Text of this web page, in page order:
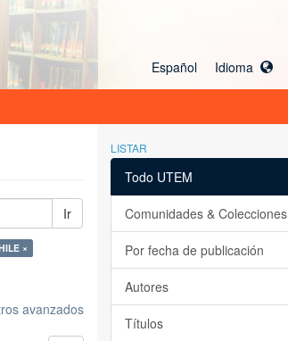
Español Idioma
Ir
FAMILIAR – CHILE ×
avanzados
LISTAR
Todo UTEM
Comunidades & Colecciones
Por fecha de publicación
Autores
Títulos